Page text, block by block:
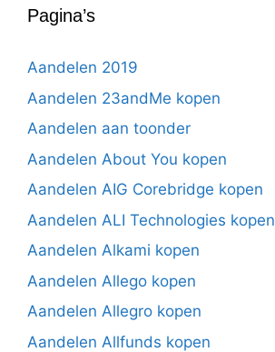
Pagina’s
Aandelen 2019
Aandelen 23andMe kopen
Aandelen aan toonder
Aandelen About You kopen
Aandelen AIG Corebridge kopen
Aandelen ALI Technologies kopen
Aandelen Alkami kopen
Aandelen Allego kopen
Aandelen Allegro kopen
Aandelen Allfunds kopen